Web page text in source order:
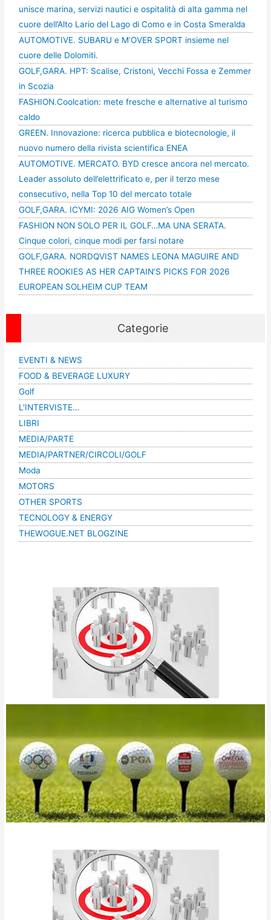
unisce marina, servizi nautici e ospitalità di alta gamma nel
cuore dell’Alto Lario del Lago di Como e in Costa Smeralda
AUTOMOTIVE. SUBARU e M’OVER SPORT insieme nel
cuore delle Dolomiti.
GOLF,GARA. HPT: Scalise, Cristoni, Vecchi Fossa e Zemmer
in Scozia
FASHION.Coolcation: mete fresche e alternative al turismo
caldo
GREEN. Innovazione: ricerca pubblica e biotecnologie, il
nuovo numero della rivista scientifica ENEA
AUTOMOTIVE. MERCATO. BYD cresce ancora nel mercato.
Leader assoluto dell’elettrificato e, per il terzo mese
consecutivo, nella Top 10 del mercato totale
GOLF,GARA. ICYMI: 2026 AIG Women’s Open
FASHION NON SOLO PER IL GOLF…MA UNA SERATA.
Cinque colori, cinque modi per farsi notare
GOLF,GARA. NORDQVIST NAMES LEONA MAGUIRE AND
THREE ROOKIES AS HER CAPTAIN’S PICKS FOR 2026
EUROPEAN SOLHEIM CUP TEAM
Categorie
EVENTI & NEWS
FOOD & BEVERAGE LUXURY
Golf
L'INTERVISTE…
LIBRI
MEDIA/PARTE
MEDIA/PARTNER/CIRCOLI/GOLF
Moda
MOTORS
OTHER SPORTS
TECNOLOGY & ENERGY
THEWOGUE.NET BLOGZINE